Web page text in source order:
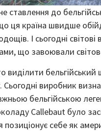
ставлення до
ця країна швидше
І сьогодні
що завоювали
виділити
виробник
бельгійською
Callebaut було
позиціонує себе як